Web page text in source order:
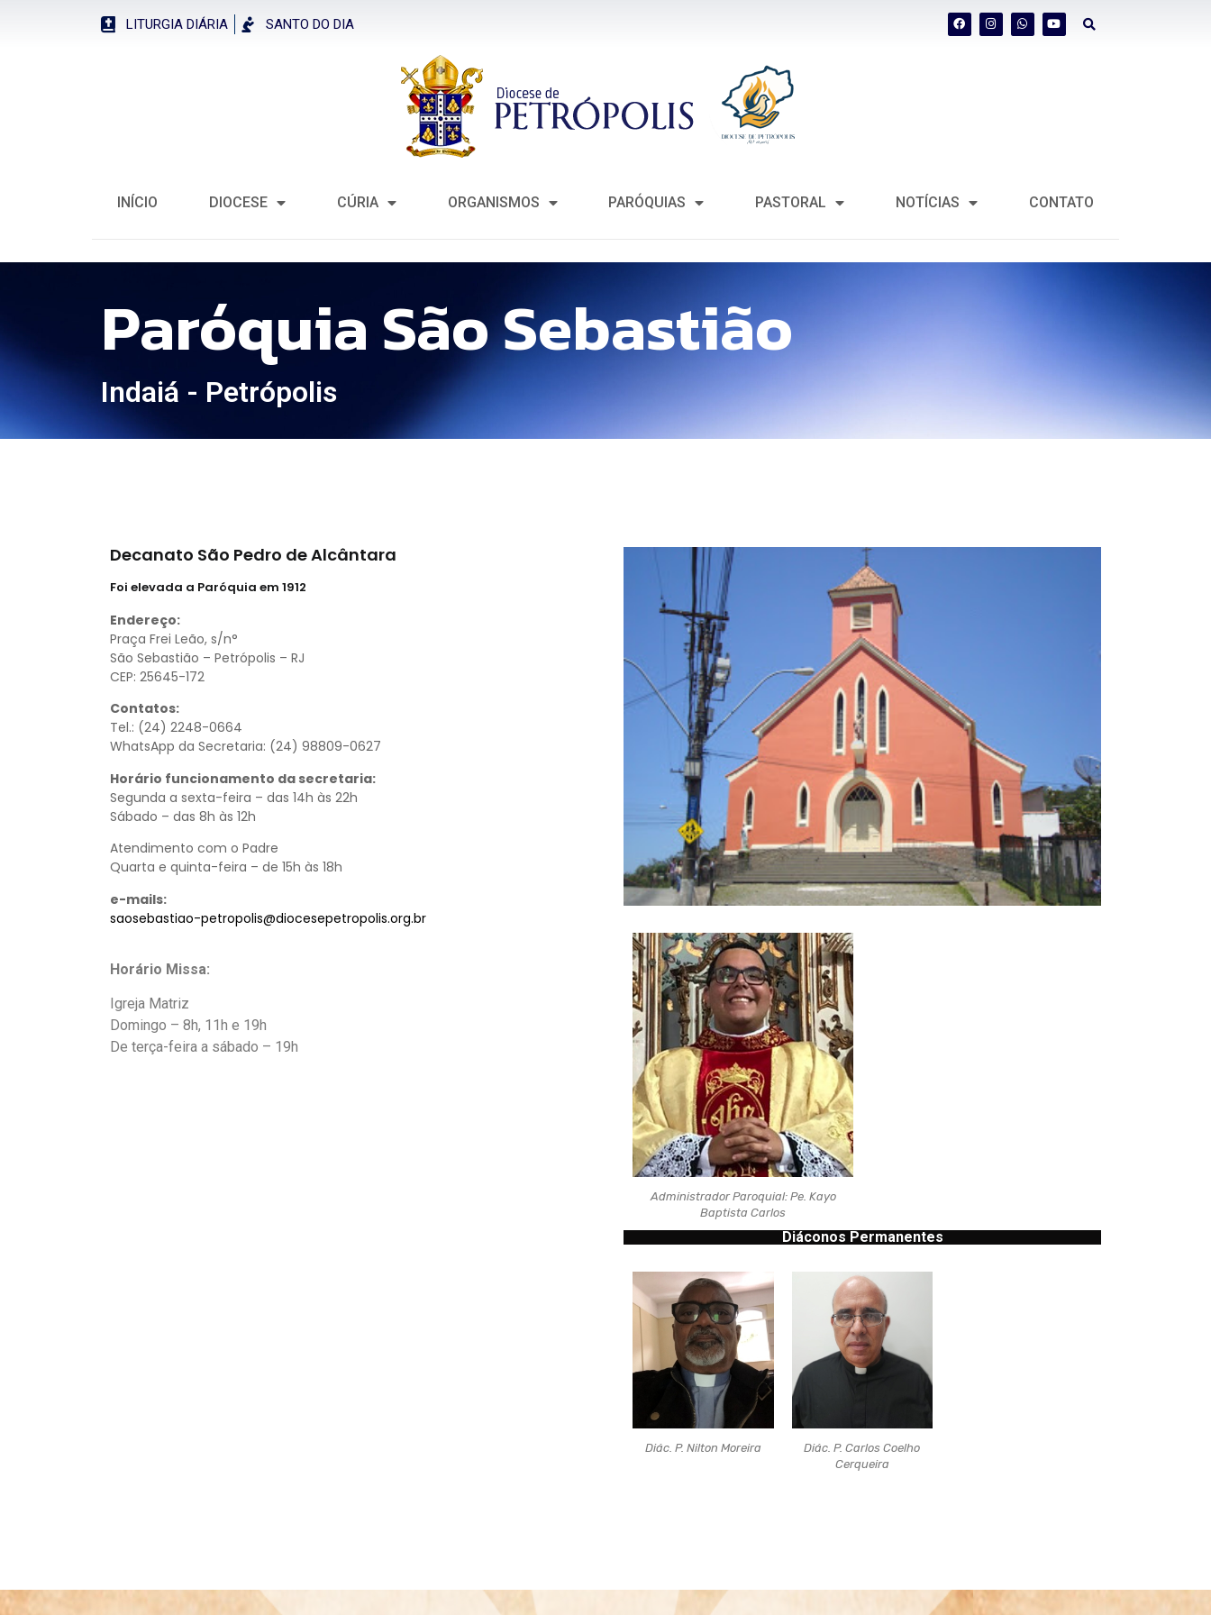
LITURGIA DIÁRIA SANTO DO DIA
INÍCIO DIOCESE CÚRIA ORGANISMOS PARÓQUIAS PASTORAL NOTÍCIAS CONTATO
Paróquia São Sebastião
Indaiá - Petrópolis
Decanato São Pedro de Alcântara
Foi elevada a Paróquia em 1912
Endereço:
Praça Frei Leão, s/n°
São Sebastião – Petrópolis – RJ
CEP: 25645-172
Contatos:
Tel.: (24) 2248-0664
WhatsApp da Secretaria: (24) 98809-0627
Horário funcionamento da secretaria:
Segunda a sexta-feira – das 14h às 22h
Sábado – das 8h às 12h
Atendimento com o Padre
Quarta e quinta-feira – de 15h às 18h
e-mails:
saosebastiao-petropolis@diocesepetropolis.org.br
Horário Missa:
Igreja Matriz
Domingo – 8h, 11h e 19h
De terça-feira a sábado – 19h
Administrador Paroquial: Pe. Kayo
Baptista Carlos
Diáconos Permanentes
Diác. P. Nilton Moreira
Diác. P. Carlos Coelho
Cerqueira